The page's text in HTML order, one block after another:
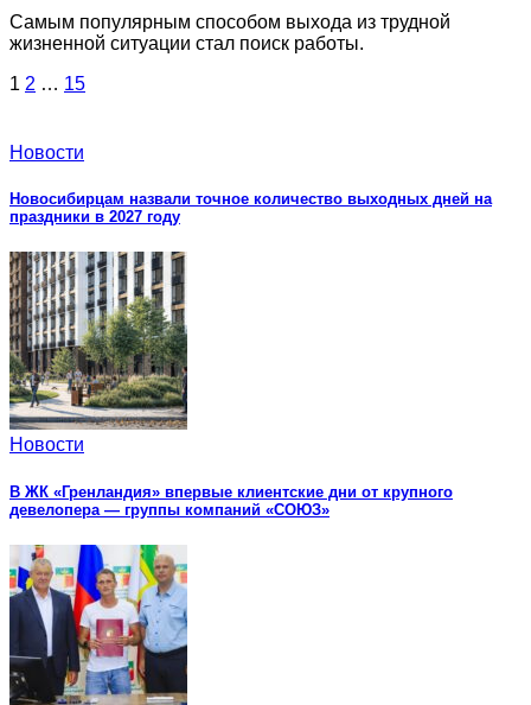
Самым популярным способом выхода из трудной
жизненной ситуации стал поиск работы.
Пагинация
1 2 … 15
Новости
Новосибирцам назвали точное количество выходных дней на
праздники в 2027 году
Новости
В ЖК «Гренландия» впервые клиентские дни от крупного
девелопера — группы компаний «СОЮЗ»